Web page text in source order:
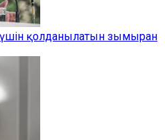
қолданылатын зымыран